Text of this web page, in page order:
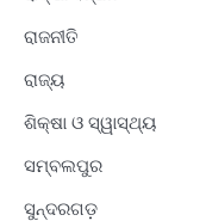
ରାଜନୀତି
ରାଜ୍ୟ
ଶିକ୍ଷା ଓ ସ୍ୱାସ୍ଥ୍ୟ
ସମ୍ବଲପୁର
ସୁନ୍ଦରଗଡ଼